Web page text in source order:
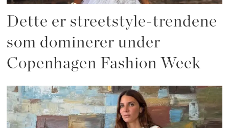
Dette er streetstyle-trendene
som dominerer under
Copenhagen Fashion Week